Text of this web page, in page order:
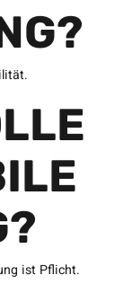
ist Pflicht.